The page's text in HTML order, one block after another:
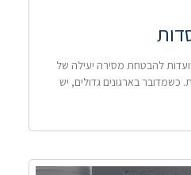
להבטחת מסירה יעילה של
כשמדובר בארגונים גדולים, יש